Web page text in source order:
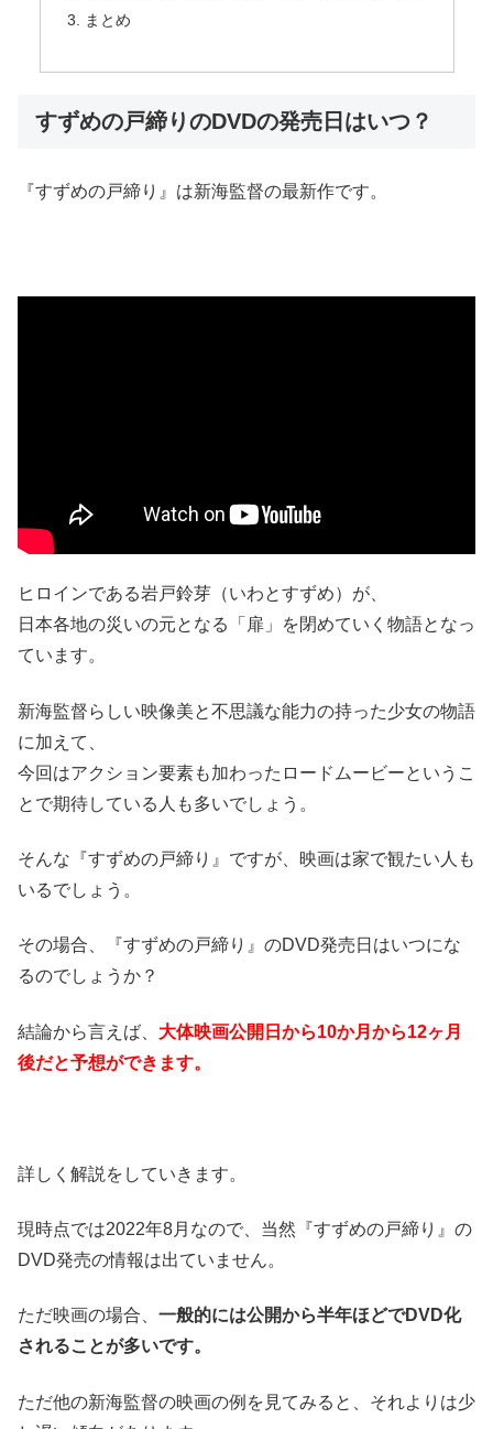
まとめ
すずめの戸締りのDVDの発売日はいつ？
『すずめの戸締り』は新海監督の最新作です。
ヒロインである岩戸鈴芽（いわとすずめ）が、
日本各地の災いの元となる「扉」を閉めていく物語となっ
ています。
新海監督らしい映像美と不思議な能力の持った少女の物語
に加えて、
今回はアクション要素も加わったロードムービーというこ
とで期待している人も多いでしょう。
そんな『すずめの戸締り』ですが、映画は家で観たい人も
いるでしょう。
その場合、『すずめの戸締り』のDVD発売日はいつにな
るのでしょうか？
結論から言えば、 大体映画公開日から10か月から12ヶ月
後だと予想ができます。
詳しく解説をしていきます。
現時点では2022年8月なので、当然『すずめの戸締り』の
DVD発売の情報は出ていません。
ただ映画の場合、 一般的には公開から半年ほどでDVD化
されることが多いです。
ただ他の新海監督の映画の例を見てみると、それよりは少